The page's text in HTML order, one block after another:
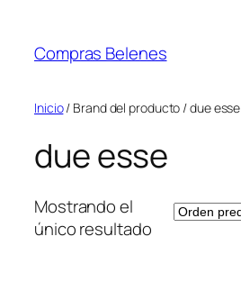
contenido
Compras Belenes
Inicio/ Brand del producto / due esse
due esse
Mostrando el
único resultado